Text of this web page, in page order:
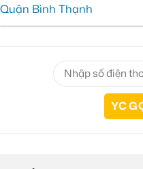
Quận Bình Thạnh